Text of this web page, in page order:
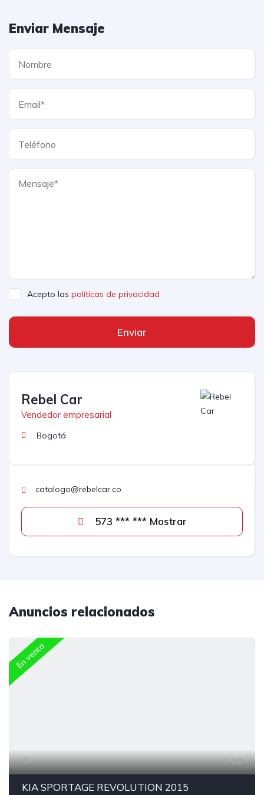
Enviar Mensaje
Acepto las políticas de privacidad
Enviar
Rebel Car
Vendedor empresarial
Bogotá
catalogo@rebelcar.co
573 *** *** Mostrar
Anuncios relacionados
En venta
10
KIA SPORTAGE REVOLUTION 2015